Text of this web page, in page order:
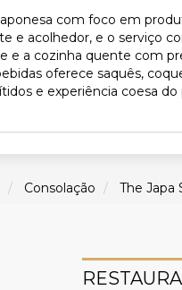
com foco em
e acolhedor, e o serviço
e a cozinha quente com
oferece saquês,
e experiência coesa
Consolação The Japa